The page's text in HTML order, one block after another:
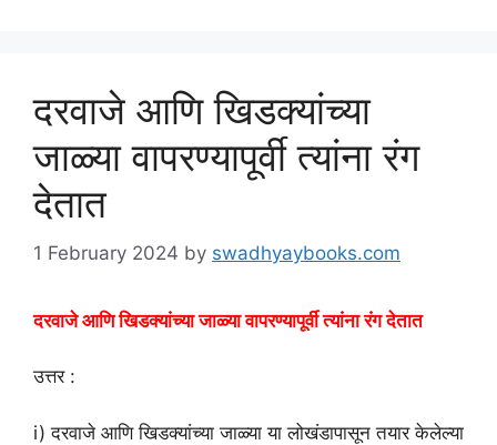
दरवाजे आणि खिडक्यांच्या
जाळ्या वापरण्यापूर्वी त्यांना रंग
देतात
1 February 2024 by swadhyaybooks.com
दरवाजे आणि खिडक्यांच्या जाळ्या वापरण्यापूर्वी त्यांना रंग देतात
उत्तर :
i) दरवाजे आणि खिडक्यांच्या जाळ्या या लोखंडापासून तयार केलेल्या